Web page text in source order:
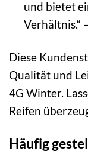
und bietet
Verhältnis.“ –
Diese
Qualität und
4G Winter.
Reifen
Häufig